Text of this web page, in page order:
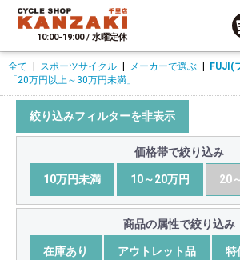
10:00-19:00 / 水曜定休
全て スポーツサイクル メーカーで選ぶ FUJI(
「20万円以上～30万円未満」
絞り込みフィルターを非表示
価格帯で絞り込み
10万円未満 10～20万円 20
商品の属性で絞り込み
在庫あり アウトレット品 特